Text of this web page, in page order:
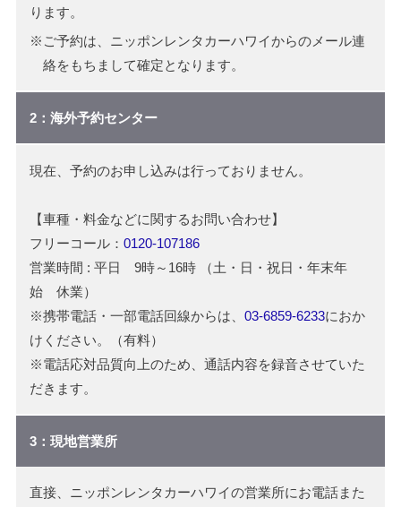
ります。
※ご予約は、ニッポンレンタカーハワイからのメール連
絡をもちまして確定となります。
2：海外予約センター
現在、予約のお申し込みは行っておりません。
【車種・料金などに関するお問い合わせ】
フリーコール： 0120-107186
営業時間 : 平日 9時～16時 （土・日・祝日・年末年
始 休業）
※携帯電話・一部電話回線からは、 03-6859-6233におか
けください。（有料）
※電話応対品質向上のため、通話内容を録音させていた
だきます。
3：現地営業所
直接、ニッポンレンタカーハワイの営業所にお電話また